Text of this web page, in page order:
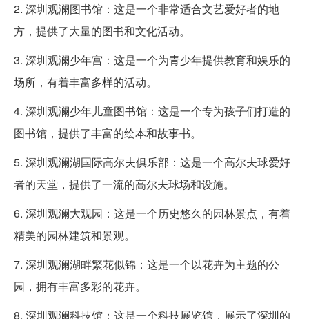
2. 深圳观澜图书馆：这是一个非常适合文艺爱好者的地
方，提供了大量的图书和文化活动。
3. 深圳观澜少年宫：这是一个为青少年提供教育和娱乐的
场所，有着丰富多样的活动。
4. 深圳观澜少年儿童图书馆：这是一个专为孩子们打造的
图书馆，提供了丰富的绘本和故事书。
5. 深圳观澜湖国际高尔夫俱乐部：这是一个高尔夫球爱好
者的天堂，提供了一流的高尔夫球场和设施。
6. 深圳观澜大观园：这是一个历史悠久的园林景点，有着
精美的园林建筑和景观。
7. 深圳观澜湖畔繁花似锦：这是一个以花卉为主题的公
园，拥有丰富多彩的花卉。
8. 深圳观澜科技馆：这是一个科技展览馆，展示了深圳的